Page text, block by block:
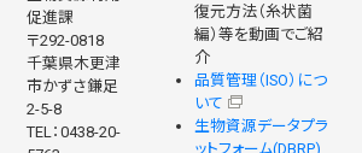
促進課
〒292-0818
千葉県木更津
市かずさ鎌足
2-5-8
TEL：0438-20-
復元方法（糸状菌
編）等を動画でご紹
介
品質管理（ISO）につ
いて
生物資源データプラ
ットフォーム(DBRP)